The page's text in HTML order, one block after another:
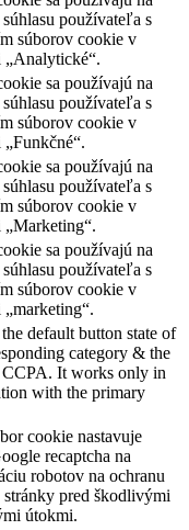
používateľa s
súborov cookie v
„Analytické“.
sa používajú na
používateľa s
súborov cookie v
sa používajú na
používateľa s
súborov cookie v
„Marketing“.
sa používajú na
používateľa s
súborov cookie v
default button state of
category & the
CCPA. It works only in
with the primary
cookie nastavuje
recaptcha na
robotov na ochranu
pred škodlivými
útokmi.